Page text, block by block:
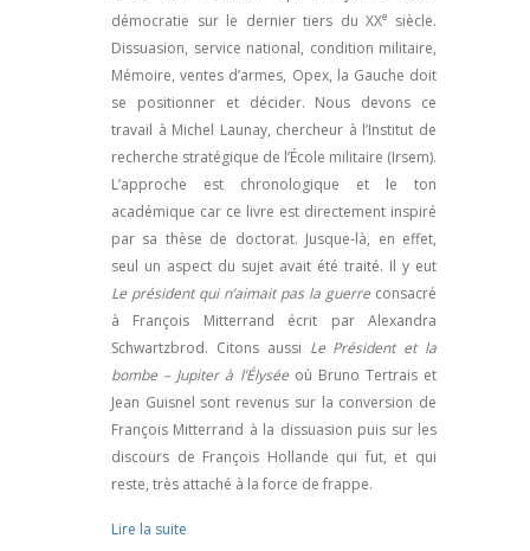
démocratie sur le dernier tiers du XXe siècle.
Dissuasion, service national, condition militaire,
Mémoire, ventes d’armes, Opex, la Gauche doit
se positionner et décider. Nous devons ce
travail à Michel Launay, chercheur à l’Institut de
recherche stratégique de l’École militaire (Irsem).
L’approche est chronologique et le ton
académique car ce livre est directement inspiré
par sa thèse de doctorat. Jusque-là, en effet,
seul un aspect du sujet avait été traité. Il y eut
Le président qui n’aimait pas la guerre consacré
à François Mitterrand écrit par Alexandra
Schwartzbrod. Citons aussi Le Président et la
bombe – Jupiter à l’Élyséeoù Bruno Tertrais et
Jean Guisnel sont revenus sur la conversion de
François Mitterrand à la dissuasion puis sur les
discours de François Hollande qui fut, et qui
reste, très attaché à la force de frappe.
Lire la suite